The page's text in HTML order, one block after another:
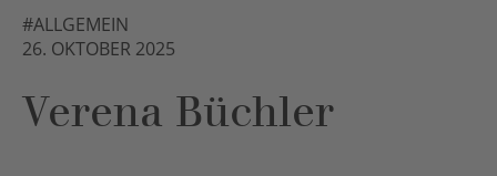
#ALLGEMEIN
26. OKTOBER 2025
Verena Büchler